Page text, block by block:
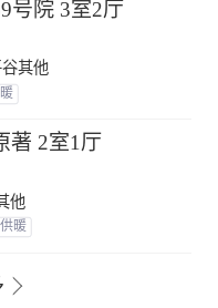
号院 3室2厅
其他
著 2室1厅
他
暖